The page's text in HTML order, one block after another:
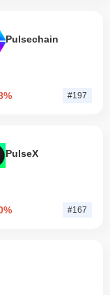
Pulsechain
#197
PulseX
#167